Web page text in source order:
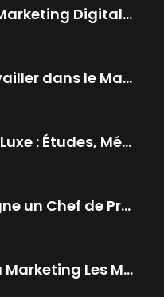
Évolution du Marketing Digital : Histoire,
Pourquoi Travailler dans le Marketing :
Marketing de Luxe : Études, Métiers
Combien Gagne un Chef de Projet
Les Métiers du Marketing Les Mieux